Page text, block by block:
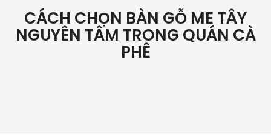
CÁCH CHỌN BÀN GỖ ME TÂY
NGUYÊN TÂM TRONG QUÁN CÀ
PHÊ